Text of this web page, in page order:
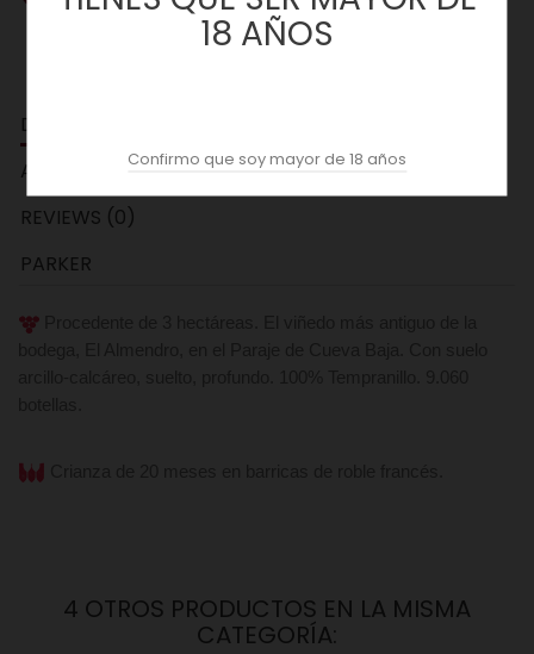
DESCRIPCION
ACOPAS AI
REVIEWS (0)
PARKER
4 OTROS PRODUCTOS EN LA MISMA
CATEGORÍA:
18 AÑOS
Confirmo que soy mayor de 18 años